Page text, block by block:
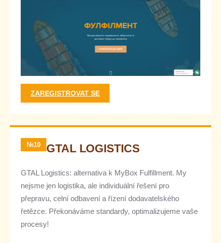
ZAREGISTROVAT SE
№10 GTAL LOGISTICS
GTAL Logistics: alternativa k MyBox Fulfillment. My
nejsme jen logistika, ale individuální řešení pro
přepravu, celní odbavení a řízení dodavatelského
řetězce. Překonáváme standardy, optimalizujeme vaše
procesy!